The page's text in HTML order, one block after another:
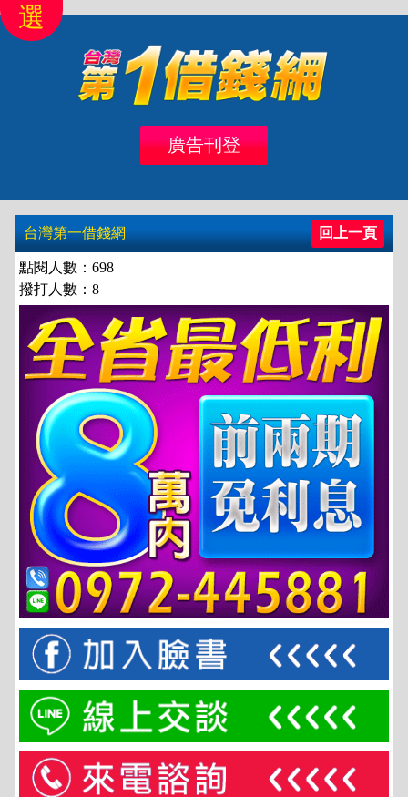
桃竹苗 中彰投
選
廣告刊登
台灣第一借錢網 回上一頁
點閱人數：698
撥打人數：8